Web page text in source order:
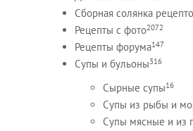
Сборная солянка
Рецепты c фото2072
Рецепты форума147
Супы и бульоны316
Сырные супы16
Супы из рыбы и
Супы мясные и из